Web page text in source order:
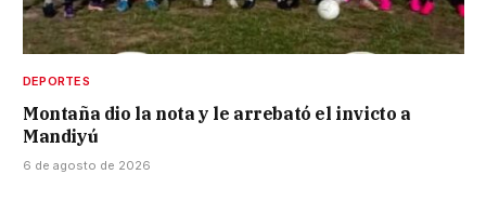
DEPORTES
Montaña dio la nota y le arrebató el invicto a
Mandiyú
6 de agosto de 2026